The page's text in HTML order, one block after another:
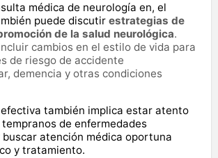
médica de neurología en, el
puede discutir estrategias de
de la salud neurológica.
cambios en el estilo de vida para
de riesgo de accidente
demencia y otras condiciones
también implica estar atento
de enfermedades
atención médica oportuna
y tratamiento.